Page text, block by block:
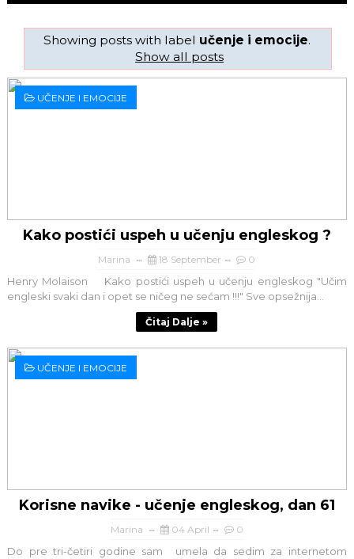
Showing posts with label učenje i emocije.
Show all posts
UČENJE I EMOCIJE
Kako postići uspeh u učenju engleskog ?
Marina 18 September 0
Henry Molaison Kako postići uspeh u učenju engleskog "Učim
engleski svaki dan i opet se ničeg ne sećam !!!" Sve opsežnija...
Čitaj Dalje »
UČENJE I EMOCIJE
Korisne navike - učenje engleskog, dan 61
Marina 04 April 0
Do pre tri-četiri godine sam umela da sedim za internetom